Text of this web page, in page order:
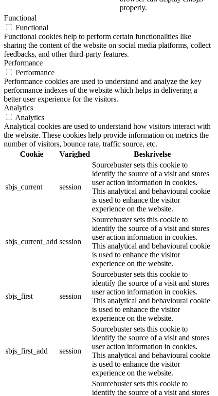
properly.
Functional
Functional
Functional cookies help to perform certain functionalities like
sharing the content of the website on social media platforms, collect
feedbacks, and other third-party features.
Performance
Performance
Performance cookies are used to understand and analyze the key
performance indexes of the website which helps in delivering a
better user experience for the visitors.
Analytics
Analytics
Analytical cookies are used to understand how visitors interact with
the website. These cookies help provide information on metrics the
number of visitors, bounce rate, traffic source, etc.
Cookie
Varighed Beskrivelse
sbjs_current session
Sourcebuster sets this cookie to
identify the source of a visit and stores
user action information in cookies.
This analytical and behavioural cookie
is used to enhance the visitor
experience on the website.
sbjs_current_add session
Sourcebuster sets this cookie to
identify the source of a visit and stores
user action information in cookies.
This analytical and behavioural cookie
is used to enhance the visitor
experience on the website.
sbjs_first session
Sourcebuster sets this cookie to
identify the source of a visit and stores
user action information in cookies.
This analytical and behavioural cookie
is used to enhance the visitor
experience on the website.
sbjs_first_add session
Sourcebuster sets this cookie to
identify the source of a visit and stores
user action information in cookies.
This analytical and behavioural cookie
is used to enhance the visitor
experience on the website.
Sourcebuster sets this cookie to
identify the source of a visit and stores